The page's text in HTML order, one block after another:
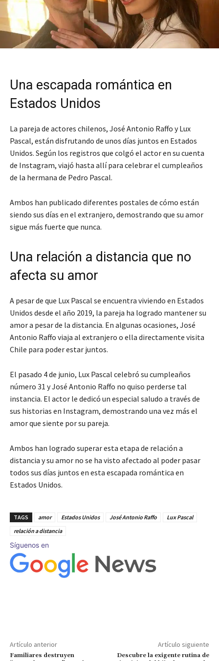
Una escapada romántica en
Estados Unidos
La pareja de actores chilenos, José Antonio Raffo y Lux
Pascal, están disfrutando de unos días juntos en Estados
Unidos. Según los registros que colgó el actor en su cuenta
de Instagram, viajó hasta allí para celebrar el cumpleaños
de la hermana de Pedro Pascal.
Ambos han publicado diferentes postales de cómo están
siendo sus días en el extranjero, demostrando que su amor
sigue más fuerte que nunca.
Una relación a distancia que no
afecta su amor
A pesar de que Lux Pascal se encuentra viviendo en Estados
Unidos desde el año 2019, la pareja ha logrado mantener su
amor a pesar de la distancia. En algunas ocasiones, José
Antonio Raffo viaja al extranjero o ella directamente visita
Chile para poder estar juntos.
El pasado 4 de junio, Lux Pascal celebró su cumpleaños
número 31 y José Antonio Raffo no quiso perderse tal
instancia. El actor le dedicó un especial saludo a través de
sus historias en Instagram, demostrando una vez más el
amor que siente por su pareja.
Ambos han logrado superar esta etapa de relación a
distancia y su amor no se ha visto afectado al poder pasar
todos sus días juntos en esta escapada romántica en
Estados Unidos.
TAGS amor Estados Unidos José Antonio Raffo
Lux Pascal
relación a distancia
Síguenos en
Artículo anterior
Familiares destruyen
Artículo siguiente
Descubre la exigente rutina de